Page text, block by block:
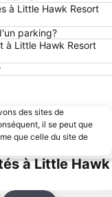
à Little Hawk Resort
parking?
à Little Hawk Resort
des sites de
il se peut que
que celle du site de
à Little Hawk